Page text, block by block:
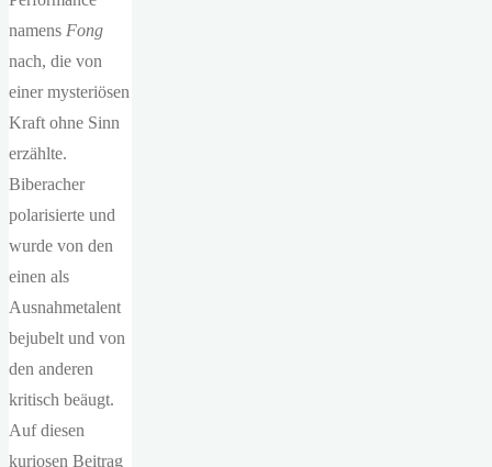
namens Fong
nach, die von
einer mysteriösen
Kraft ohne Sinn
erzählte.
Biberacher
polarisierte und
wurde von den
einen als
Ausnahmetalent
bejubelt und von
den anderen
kritisch beäugt.
Auf diesen
kuriosen Beitrag